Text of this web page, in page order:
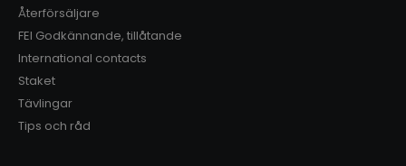
Återförsäljare
FEI Godkännande, tillåtande
International contacts
Staket
Tävlingar
Tips och råd